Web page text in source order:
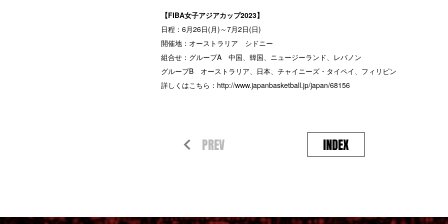
【FIBA女子アジアカップ2023】
日程：6月26日(月)～7月2日(日)
開催地：オーストラリア シドニー
組合せ：グループA 中国、韓国、ニュージーランド、レバノン
グループB オーストラリア、日本、チャイニーズ・タイペイ、フィリピン
詳しくはこちら： http://www.japanbasketball.jp/japan/68156
PREV INDEX